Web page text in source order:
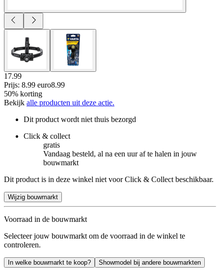
17.99
Prijs: 8.99 euro8.99
50% korting
Bekijk alle producten uit deze actie.
Dit product wordt niet thuis bezorgd
Click & collect
gratis
Vandaag besteld, al na een uur af te halen in jouw
bouwmarkt
Dit product is in deze winkel niet voor Click & Collect beschikbaar.
Wijzig bouwmarkt
Voorraad in de bouwmarkt
Selecteer jouw bouwmarkt om de voorraad in de winkel te
controleren.
In welke bouwmarkt te koop? Showmodel bij andere bouwmarkten